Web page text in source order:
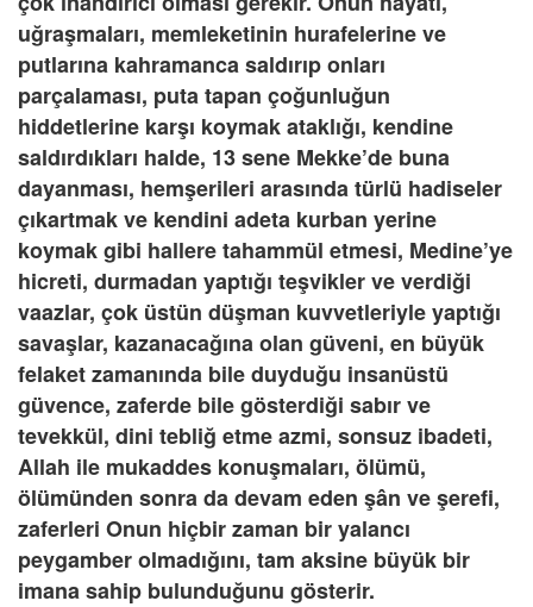
uğraşmaları, memleketinin hurafelerine ve
putlarına kahramanca saldırıp onları
parçalaması, puta tapan çoğunluğun
hiddetlerine karşı koymak ataklığı, kendine
saldırdıkları halde, 13 sene Mekke’de buna
dayanması, hemşerileri arasında türlü hadiseler
çıkartmak ve kendini adeta kurban yerine
koymak gibi hallere tahammül etmesi, Medine’ye
hicreti, durmadan yaptığı teşvikler ve verdiği
vaazlar, çok üstün düşman kuvvetleriyle yaptığı
savaşlar, kazanacağına olan güveni, en büyük
felaket zamanında bile duyduğu insanüstü
güvence, zaferde bile gösterdiği sabır ve
tevekkül, dini tebliğ etme azmi, sonsuz ibadeti,
Allah ile mukaddes konuşmaları, ölümü,
ölümünden sonra da devam eden şân ve şerefi,
zaferleri Onun hiçbir zaman bir yalancı
peygamber olmadığını, tam aksine büyük bir
imana sahip bulunduğunu gösterir.